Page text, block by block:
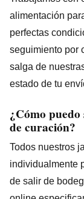
alimentación
perfectas
seguimiento por
salga de
estado de tu
¿Cómo
de curación?
Todos nuestros
individualmente
de salir de